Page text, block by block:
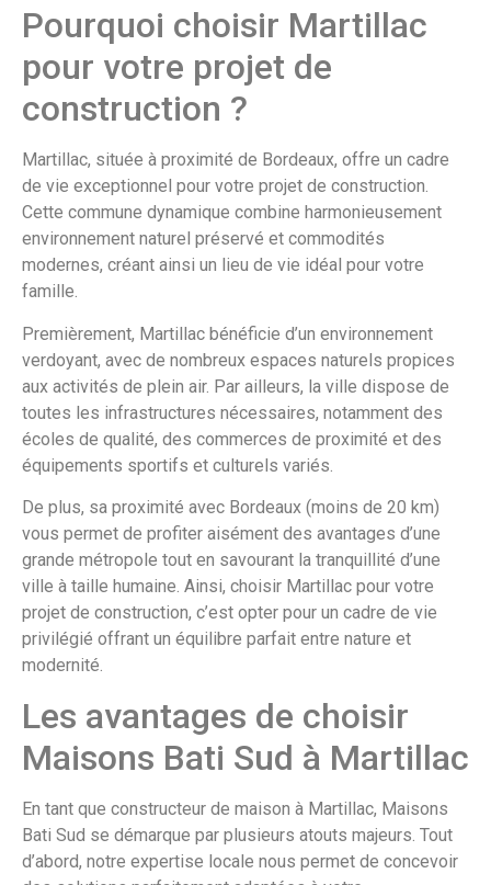
Pourquoi choisir Martillac
pour votre projet de
construction ?
Martillac, située à proximité de Bordeaux, offre un cadre
de vie exceptionnel pour votre projet de construction.
Cette commune dynamique combine harmonieusement
environnement naturel préservé et commodités
modernes, créant ainsi un lieu de vie idéal pour votre
famille.
Premièrement, Martillac bénéficie d’un environnement
verdoyant, avec de nombreux espaces naturels propices
aux activités de plein air. Par ailleurs, la ville dispose de
toutes les infrastructures nécessaires, notamment des
écoles de qualité, des commerces de proximité et des
équipements sportifs et culturels variés.
De plus, sa proximité avec Bordeaux (moins de 20 km)
vous permet de profiter aisément des avantages d’une
grande métropole tout en savourant la tranquillité d’une
ville à taille humaine. Ainsi, choisir Martillac pour votre
projet de construction, c’est opter pour un cadre de vie
privilégié offrant un équilibre parfait entre nature et
modernité.
Les avantages de choisir
Maisons Bati Sud à Martillac
En tant que constructeur de maison à Martillac, Maisons
Bati Sud se démarque par plusieurs atouts majeurs. Tout
d’abord, notre expertise locale nous permet de concevoir